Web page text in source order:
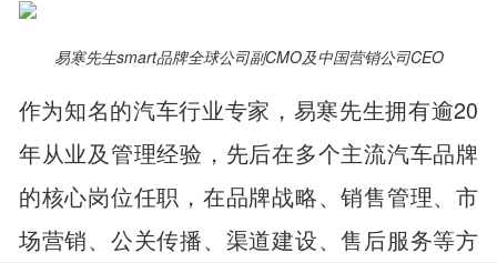
易寒先生smart品牌全球公司副CMO及中国营销公司CEO
作为知名的汽车行业专家，易寒先生拥有逾20
年从业及管理经验，先后在多个主流汽车品牌
的核心岗位任职，在品牌战略、销售管理、市
场营销、公关传播、渠道建设、售后服务等方